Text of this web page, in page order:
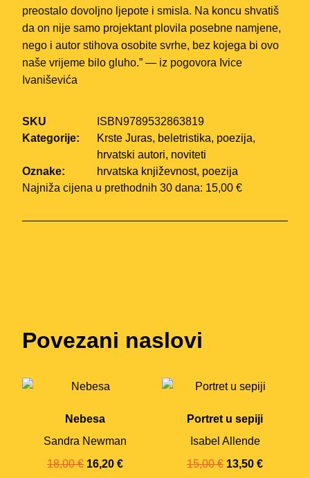
preostalo dovoljno ljepote i smisla. Na koncu shvatiš
da on nije samo projektant plovila posebne namjene,
nego i autor stihova osobite svrhe, bez kojega bi ovo
naše vrijeme bilo gluho.” — iz pogovora Ivice
Ivaniševića
SKU
ISBN9789532863819
Kategorije:
Krste Juras, beletristika, poezija,
hrvatski autori, noviteti
Oznake:
hrvatska književnost, poezija
Najniža cijena u prethodnih 30 dana: 15,00 €
Povezani naslovi
Nebesa
Sandra Newman
18,00€ 16,20 €
Portret u sepiji
Isabel Allende
15,00€ 13,50 €